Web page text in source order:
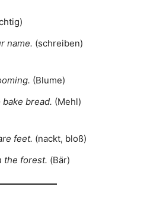
name. (schreiben)
(Blume)
bread. (Mehl)
feet. (nackt, bloß)
the forest. (Bär)